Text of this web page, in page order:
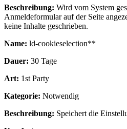
Beschreibung: Wird vom System
Anmeldeformular auf der Seite
keine Inhalte geschrieben.
Name: ld-cookieselection**
Dauer: 30 Tage
Art: 1st Party
Kategorie: Notwendig
Beschreibung: Speichert die